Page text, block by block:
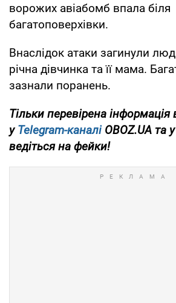
ворожих авіабомб впала біля
багатоповерхівки.
Внаслідок атаки загинули
річна дівчинка та її мама.
зазнали поранень.
Тільки перевірена інформація
уTelegram-каналіOBOZ.UA та у
ведіться на фейки!